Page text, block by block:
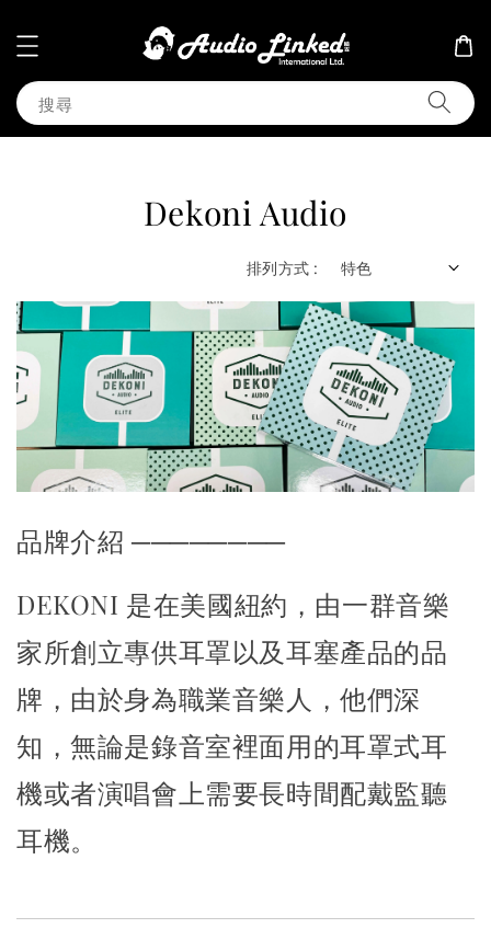
搜尋
Dekoni Audio
排列方式 :
品牌介紹 ────────
DEKONI 是在美國紐約，由一群音樂
家所創立專供耳罩以及耳塞產品的品
牌，由於身為職業音樂人，他們深
知，無論是錄音室裡面用的耳罩式耳
機或者演唱會上需要長時間配戴監聽
耳機。